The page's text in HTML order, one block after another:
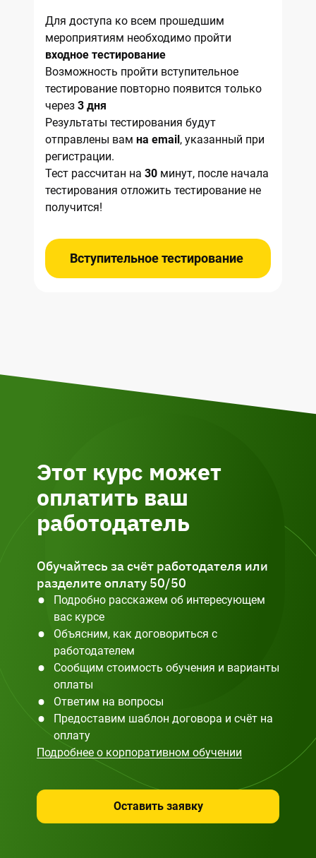
Для доступа ко всем прошедшим
мероприятиям необходимо пройти
входное тестирование
Возможность пройти вступительное
тестирование повторно появится только
через 3 дня
Результаты тестирования будут
отправлены вам на email , указанный при
регистрации.
Тест рассчитан на 30 минут, после начала
тестирования отложить тестирование не
получится!
Вступительное тестирование
Этот курс может
оплатить ваш
работодатель
Обучайтесь за счёт работодателя или
разделите оплату 50/50
Подробно расскажем об интересующем
вас курсе
Объясним, как договориться с
работодателем
Сообщим стоимость обучения и варианты
оплаты
Ответим на вопросы
Предоставим шаблон договора и счёт на
оплату
Подробнее о корпоративном обучении
Оставить заявку